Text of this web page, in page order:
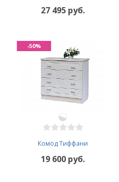
27 495 руб.
Комод Тиффани
19 600 руб.
-50%